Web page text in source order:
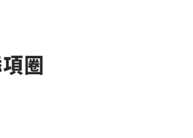
超商條碼／台灣大直營門市／銀行轉
路繳費。
司」（以下簡稱本公司）所提供，讓
之契約關係目的，商店將以您的個人
台灣大哥大進項蒐集、處理及利
」後，將跳轉至「AFTEE先享後
額後，即可完成結帳。
知簡訊。
此簡訊中的連結，可透過四大超商
款，方視為交易完成。
繳費，但若您需要取消訂單，請聯
」之結帳頁面顯示為準，若有關於
相關疑問，請聯繫「AFTEE先享後